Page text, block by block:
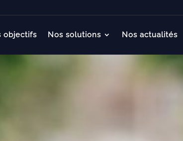
objectifs Nos solutions Nos actualités